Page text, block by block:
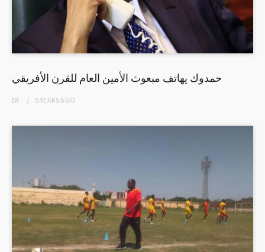
حمدوك يهاتف مبعوث الأمين العام للقرن الأفريقي
BY 5 YEARSAGO